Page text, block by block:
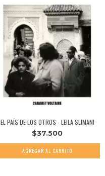
EL PAÍS DE LOS OTROS - LEILA SLIMANI
$37.500